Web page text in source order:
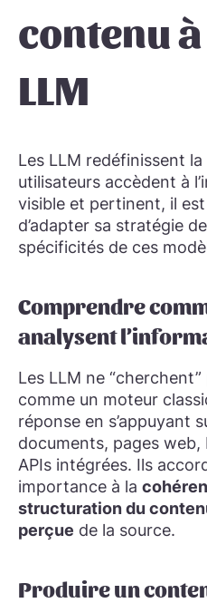
contenu à
LLM
Les LLM redéfinissent
utilisateurs accèdent à
visible et pertinent, il
d’adapter sa stratégie
spécificités de ces
Comprendre
analysent
Les LLM ne
comme un moteur
réponse en s’appuyant
documents, pages web,
APIs intégrées. Ils
importance à la
structuration du
perçue de la source.
Produire un